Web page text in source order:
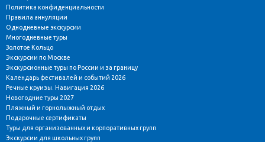
Политика конфиденциальности
Правила аннуляции
Однодневные экскурсии
Многодневные туры
Золотое Кольцо
Экскурсии по Москве
Экскурсионные туры по России и за границу
Календарь фестивалей и событий 2026
Речные круизы. Навигация 2026
Новогодние туры 2027
Пляжный и горнолыжный отдых
Подарочные сертификаты
Туры для организованных и корпоративных групп
Экскурсии для школьных групп